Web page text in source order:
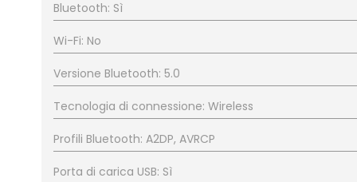
Bluetooth: Sì
Wi-Fi: No
Versione Bluetooth: 5.0
Tecnologia di connessione: Wireless
Profili Bluetooth: A2DP, AVRCP
Porta di carica USB: Sì